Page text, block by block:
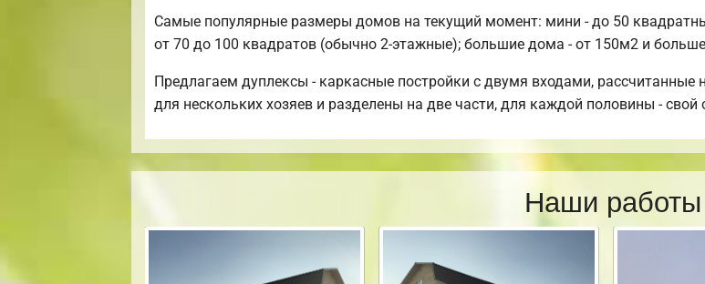
Самые популярные размеры домов на текущий момент: мини - до 50
от 70 до 100 квадратов (обычно 2-этажные); большие дома - от 150м2 и
Предлагаем дуплексы - каркасные постройки с двумя входами,
для нескольких хозяев и разделены на две части, для каждой половины - свой
Наши работы